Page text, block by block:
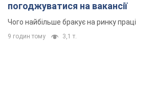
погоджуватися на вакансії
Чого найбільше бракує на ринку праці
9 годин тому 3,1 т.